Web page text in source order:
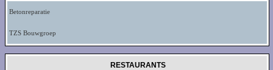
Betonreparatie
TZS Bouwgroep
RESTAURANTS